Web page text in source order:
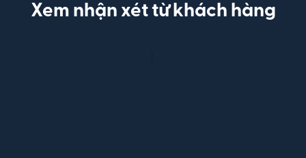
Xem nhận xét từ khách hàng